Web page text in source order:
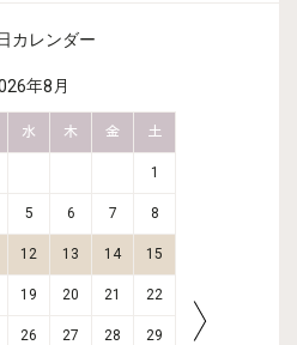
カレンダー
年8月
水 木 金 土
1
5 6 7 8
12 13 14 15
19 20 21 22
26 27 28 29